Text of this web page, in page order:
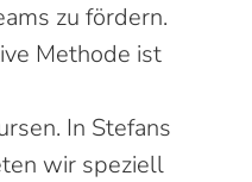
zu fördern.
Methode ist
In Stefans
wir speziell